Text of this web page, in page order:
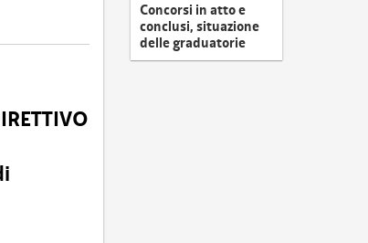
Concorsi in atto e
conclusi, situazione
delle graduatorie